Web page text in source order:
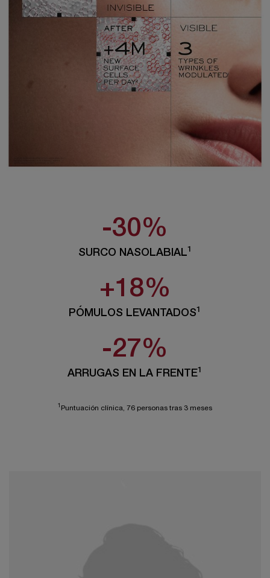
-30%
SURCO NASOLABIAL1
+18%
PÓMULOS LEVANTADOS1
-27%
ARRUGAS EN LA FRENTE1
Puntuación clínica, 76 personas tras 3 meses